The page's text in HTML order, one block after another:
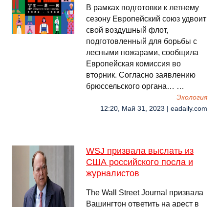
В рамках подготовки к летнему
сезону Европейский союз удвоит
свой воздушный флот,
подготовленный для борьбы с
лесными пожарами, сообщила
Европейская комиссия во
вторник. Согласно заявлению
брюссельского органа… …
Экология
12:20, Май 31, 2023 | eadaily.com
WSJ призвала выслать из
США российского посла и
журналистов
The Wall Street Journal призвала
Вашингтон ответить на арест в